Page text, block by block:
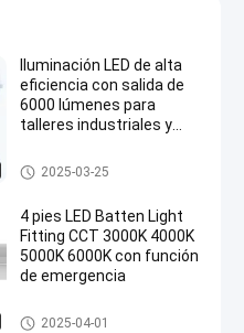
Iluminación LED de alta
eficiencia con salida de
6000 lúmenes para
talleres industriales y
comercial, duradera y con
clasificación IP65
Luz de batín resistente a las in
tempéries
2025-03-25
4 pies LED Batten Light
Fitting CCT 3000K 4000K
5000K 6000K con función
de emergencia
Luz de batón LED compacta
2025-04-01